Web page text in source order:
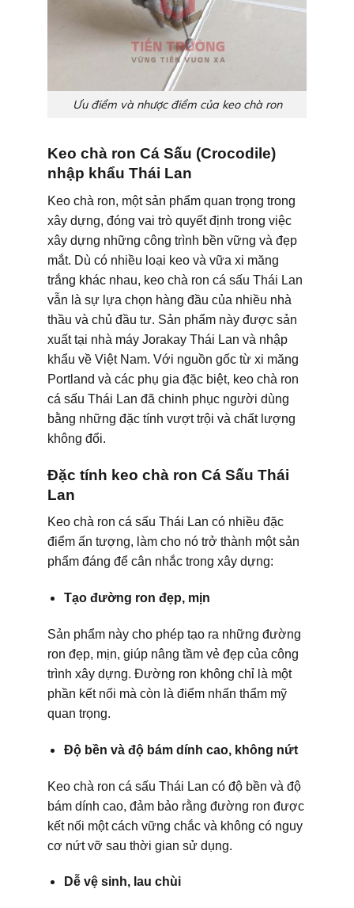
Ưu điểm và nhược điểm của keo chà ron
Keo chà ron Cá Sấu (Crocodile)
nhập khẩu Thái Lan
Keo chà ron, một sản phẩm quan trọng trong
xây dựng, đóng vai trò quyết định trong việc
xây dựng những công trình bền vững và đẹp
mắt. Dù có nhiều loại keo và vữa xi măng
trắng khác nhau, keo chà ron cá sấu Thái Lan
vẫn là sự lựa chọn hàng đầu của nhiều nhà
thầu và chủ đầu tư. Sản phẩm này được sản
xuất tại nhà máy Jorakay Thái Lan và nhập
khẩu về Việt Nam. Với nguồn gốc từ xi măng
Portland và các phụ gia đặc biệt, keo chà ron
cá sấu Thái Lan đã chinh phục người dùng
bằng những đặc tính vượt trội và chất lượng
không đổi.
Đặc tính keo chà ron Cá Sấu Thái
Lan
Keo chà ron cá sấu Thái Lan có nhiều đặc
điểm ấn tượng, làm cho nó trở thành một sản
phẩm đáng để cân nhắc trong xây dựng:
Tạo đường ron đẹp, mịn
Sản phẩm này cho phép tạo ra những đường
ron đẹp, mịn, giúp nâng tầm vẻ đẹp của công
trình xây dựng. Đường ron không chỉ là một
phần kết nối mà còn là điểm nhấn thẩm mỹ
quan trọng.
Độ bền và độ bám dính cao, không nứt
Keo chà ron cá sấu Thái Lan có độ bền và độ
bám dính cao, đảm bảo rằng đường ron được
kết nối một cách vững chắc và không có nguy
cơ nứt vỡ sau thời gian sử dụng.
Dễ vệ sinh, lau chùi